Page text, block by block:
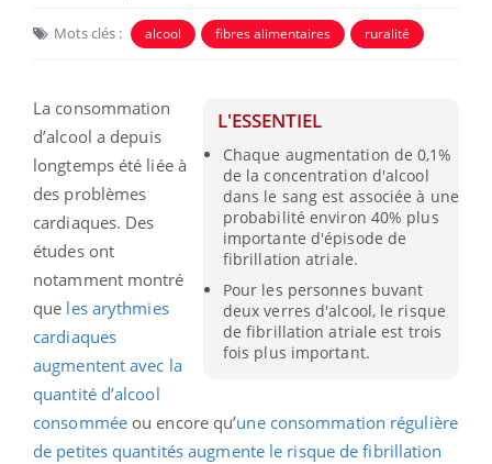
Mots clés : alcool fibres alimentaires ruralité
L'ESSENTIEL
Chaque augmentation de 0,1%
de la concentration d'alcool
dans le sang est associée à une
probabilité environ 40% plus
importante d'épisode de
fibrillation atriale.
Pour les personnes buvant
deux verres d'alcool, le risque
de fibrillation atriale est trois
fois plus important.
La consommation
d’alcool a depuis
longtemps été liée à
des problèmes
cardiaques. Des
études ont
notamment montré
que les arythmies
cardiaques
augmentent avec la
quantité d’alcool
consomméeou encore qu’une consommation régulière
de petites quantités augmente le risque de fibrillation